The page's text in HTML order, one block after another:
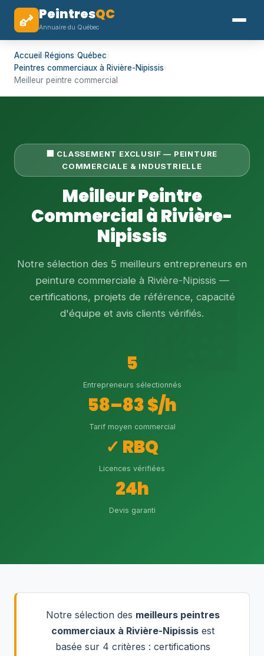
PeintresQC
Annuaire du Québec
Accueil ›Régions›Québec›
Peintres commerciaux à Rivière-Nipissis›
Meilleur peintre commercial
🏢 CLASSEMENT EXCLUSIF — PEINTURE
COMMERCIALE & INDUSTRIELLE
Meilleur Peintre
Commercial à Rivière-
Nipissis
Notre sélection des 5 meilleurs entrepreneurs en
peinture commerciale à Rivière-Nipissis —
certifications, projets de référence, capacité
d'équipe et avis clients vérifiés.
5
Entrepreneurs sélectionnés
58–83 $/h
Tarif moyen commercial
✓ RBQ
Licences vérifiées
24h
Devis garanti
Notre sélection des meilleurs peintres
commerciaux à Rivière-Nipissis est
basée sur 4 critères : certifications